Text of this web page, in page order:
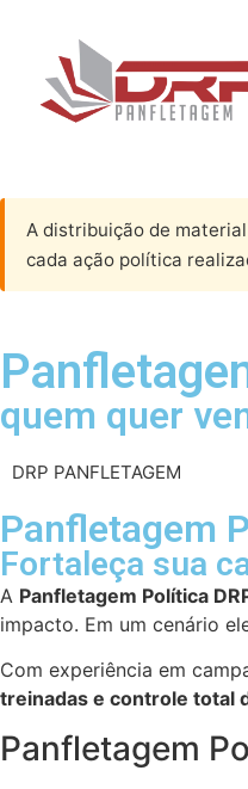
A distribuição de
cada ação política
quem quer
DRP PANFLETAGEM
Panfletagem
Fortaleça sua
A Panfletagem Política
impacto. Em um cenário
Com experiência em
treinadas e controle total
Panfletagem